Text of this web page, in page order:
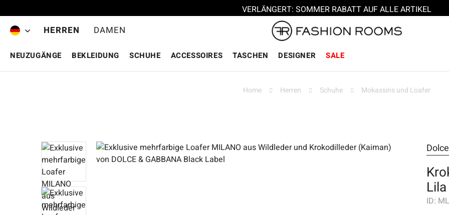
VERLÄNGERT: SOMMER RABATT AUF ALLE ARTIKEL
HERREN DAMEN
NEUZUGÄNGE BEKLEIDUNG SCHUHE ACCESSOIRES TASCHEN DESIGNER SALE
Home Herren Schuhe Mokassins und Loafer
Bildergalerie überspringen
Lila
ID: